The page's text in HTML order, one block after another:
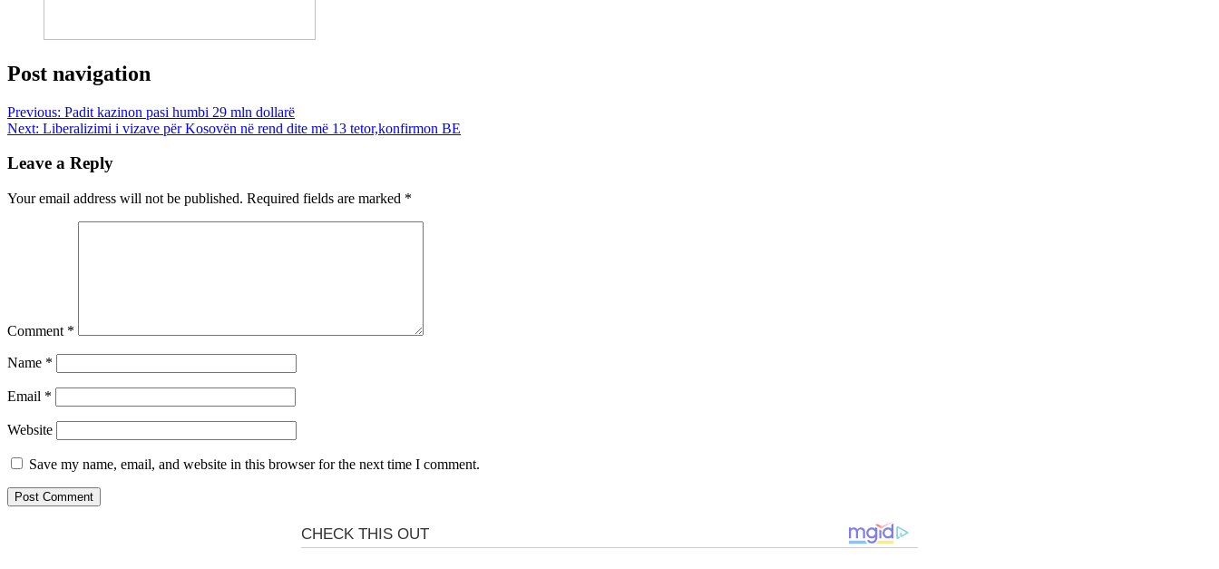
Post navigation
Previous: Padit kazinon pasi humbi 29 mln dollarë
Next: Liberalizimi i vizave për Kosovën në rend dite më 13 tetor,konfirmon BE
Leave a Reply
Your email address will not be published. Required fields are marked *
Comment *
Name *
Email *
Website
Save my name, email, and website in this browser for the next time I comment.